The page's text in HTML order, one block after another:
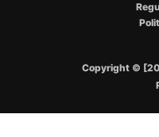
Copyright ©